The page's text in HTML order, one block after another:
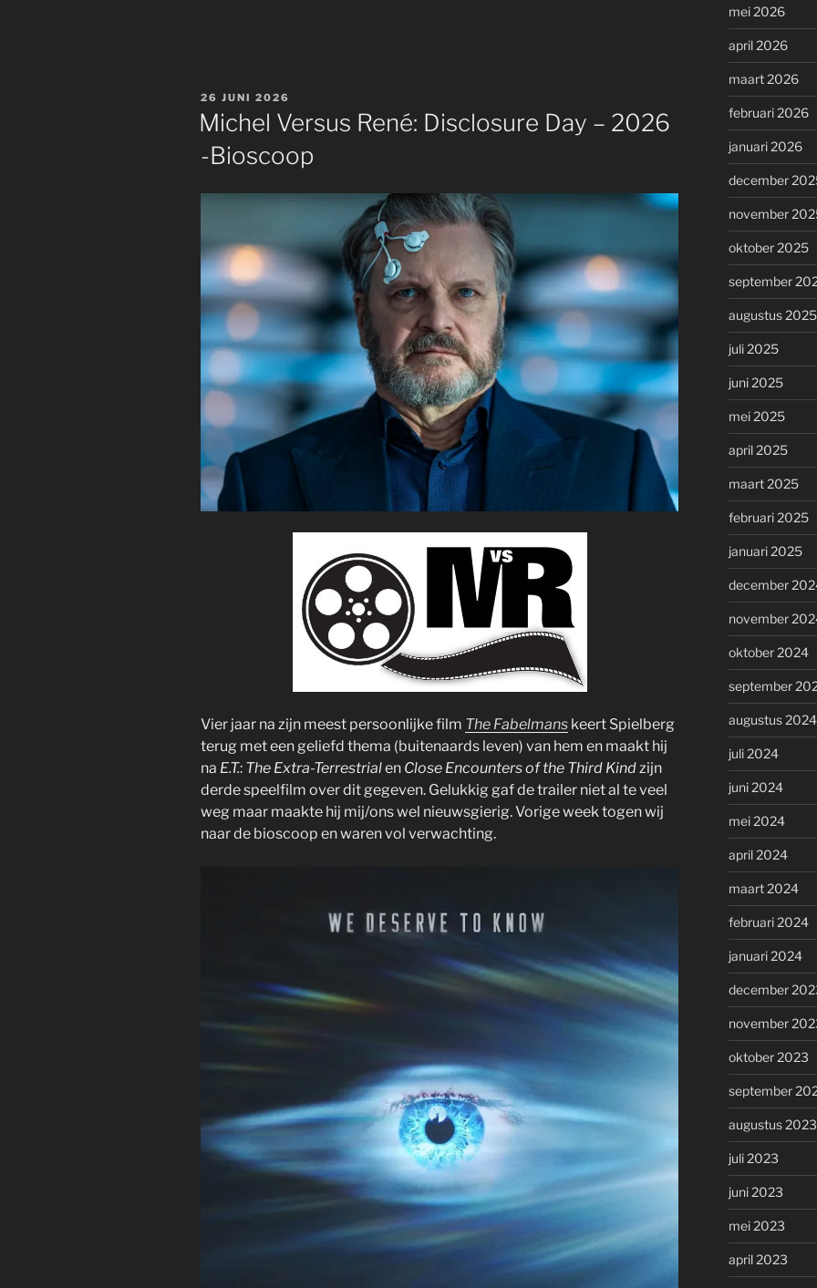
GEPLAATST
OP
26 JUNI 2026
Michel Versus René: Disclosure Day – 2026
-Bioscoop
Vier jaar na zijn meest persoonlijke film The Fabelmans keert Spielberg
terug met een geliefd thema (buitenaards leven) van hem en maakt hij
na E.T.: The Extra-Terrestrialen Close Encounters of the Third Kindzijn
derde speelfilm over dit gegeven. Gelukkig gaf de trailer niet al te veel
weg maar maakte hij mij/ons wel nieuwsgierig. Vorige week togen wij
naar de bioscoop en waren vol verwachting.
mei 2026
april 2026
maart 2026
februari 2026
januari 2026
december
november
oktober 2025
september
augustus 2025
juli 2025
juni 2025
mei 2025
april 2025
maart 2025
februari 2025
januari 2025
december
november
oktober 2024
september
augustus 2024
juli 2024
juni 2024
mei 2024
april 2024
maart 2024
februari 2024
januari 2024
december
november
oktober 2023
september
augustus 2023
juli 2023
juni 2023
mei 2023
april 2023